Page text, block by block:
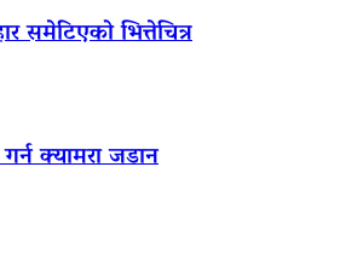
समेटिएको भित्तेचित्र
क्यामरा जडान